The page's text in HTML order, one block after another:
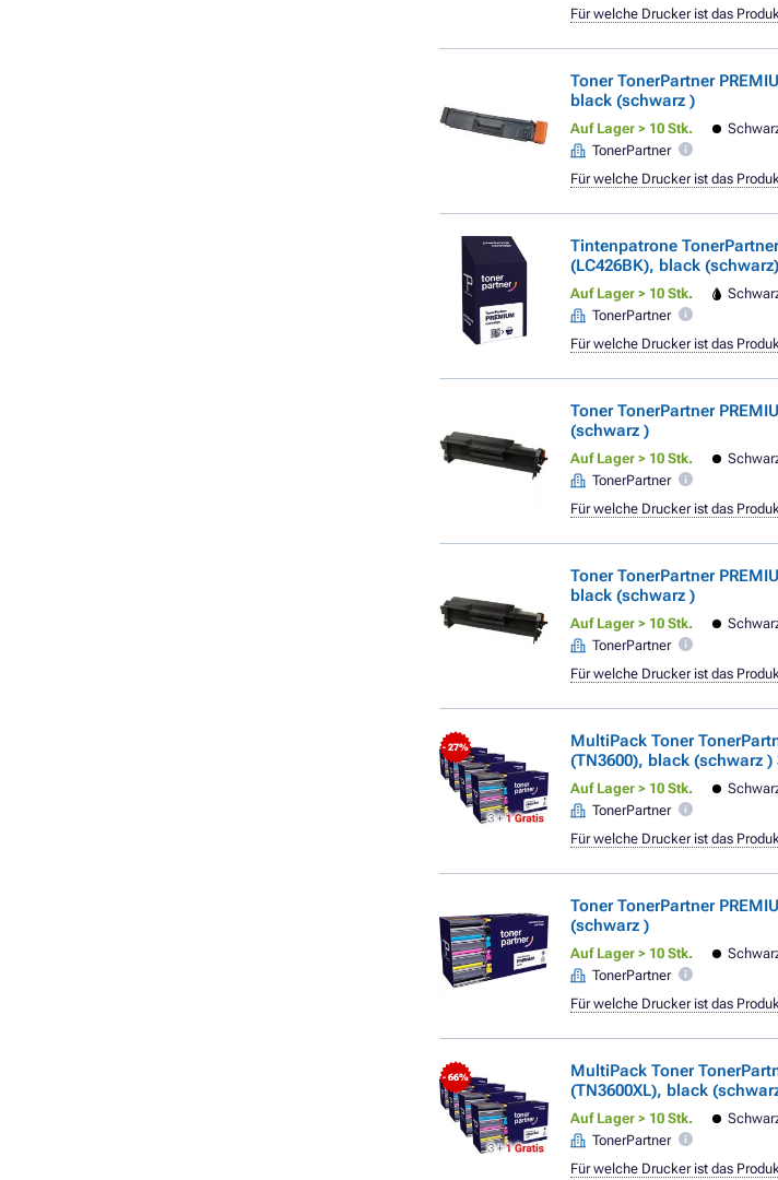
Für welche Drucker ist das
Toner TonerPartner
black (schwarz )
Auf Lager > 10 Stk.
TonerPartner
Für welche Drucker ist das
Tintenpatrone
(LC426BK), black (schwarz)
Auf Lager > 10 Stk.
TonerPartner
Für welche Drucker ist das
Toner TonerPartner
(schwarz )
Auf Lager > 10 Stk.
TonerPartner
Für welche Drucker ist das
Toner TonerPartner
black (schwarz )
Auf Lager > 10 Stk.
TonerPartner
Für welche Drucker ist das
- 27%
MultiPack Toner
(TN3600), black (schwarz )
Auf Lager > 10 Stk.
TonerPartner
Für welche Drucker ist das
Toner TonerPartner
(schwarz )
Auf Lager > 10 Stk.
TonerPartner
Für welche Drucker ist das
- 66%
MultiPack Toner
(TN3600XL), black
Auf Lager > 10 Stk.
TonerPartner
Für welche Drucker ist das